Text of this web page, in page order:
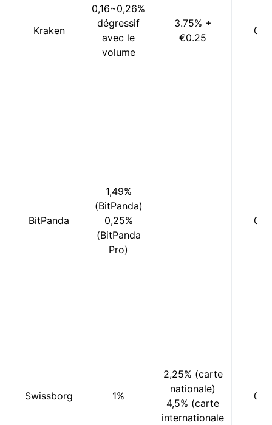
Kraken
0,16~0,26%
dégressif
avec le
volume
3.75% +
€0.25
0%
BitPanda
1,49%
(BitPanda)
0,25%
(BitPanda
Pro)
0%
Swissborg 1%
2,25% (carte
nationale)
4,5% (carte
internationale
0%